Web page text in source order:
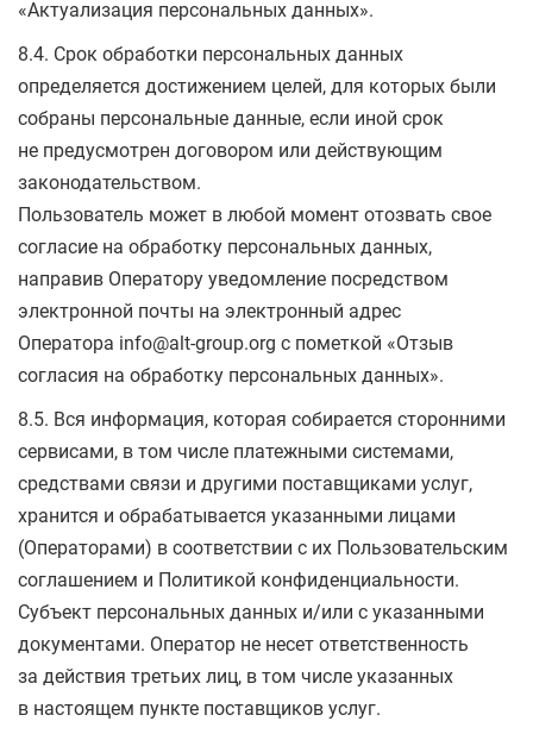
«Актуализация персональных данных».
8.4. Срок обработки персональных данных
определяется достижением целей, для которых были
собраны персональные данные, если иной срок
не предусмотрен договором или действующим
законодательством.
Пользователь может в любой момент отозвать свое
согласие на обработку персональных данных,
направив Оператору уведомление посредством
электронной почты на электронный адрес
Оператора info@alt-group.org с пометкой «Отзыв
согласия на обработку персональных данных».
8.5. Вся информация, которая собирается сторонними
сервисами, в том числе платежными системами,
средствами связи и другими поставщиками услуг,
хранится и обрабатывается указанными лицами
(Операторами) в соответствии с их Пользовательским
соглашением и Политикой конфиденциальности.
Субъект персональных данных и/или с указанными
документами. Оператор не несет ответственность
за действия третьих лиц, в том числе указанных
в настоящем пункте поставщиков услуг.